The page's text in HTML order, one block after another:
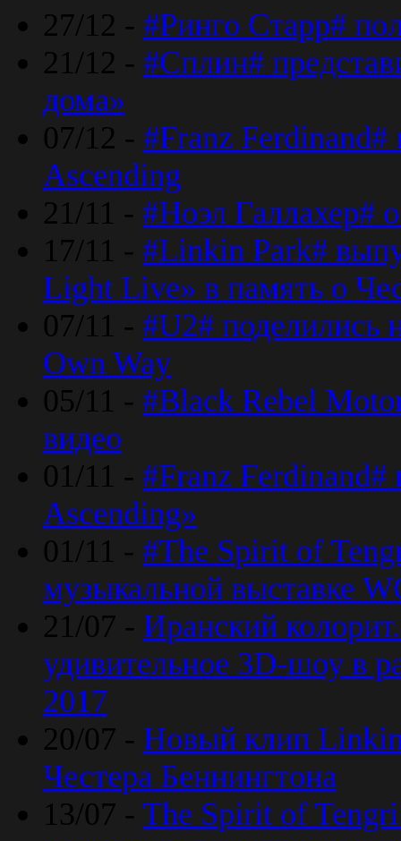
27/12 - #Ринго Старр#
21/12 - #Сплин#
дома»
07/12 - #Franz
Ascending
21/11 - #Ноэл Галлахер#
17/11 - #Linkin Park#
Light Live» в память о
07/11 - #U2#
Own Way
05/11 - #Black Rebel
видео
01/11 - #Franz Ferdinand#
Ascending»
01/11 - #The Spirit of
музыкальной выставке
21/07 - Иранский
удивительное 3D-шоу в
2017
20/07 - Новый клип Linkin
Честера Беннингтона
13/07 - The Spirit of Tengri